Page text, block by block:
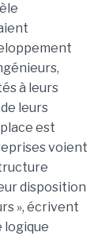
à leurs
leurs
est
voient
disposition
», écrivent
logique